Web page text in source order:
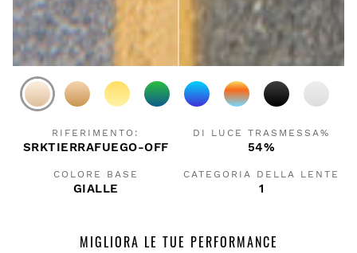
RIFERIMENTO:
SRKTIERRAFUEGO-OFF
DI LUCE TRASMESSA%
54%
COLORE BASE
GIALLE
CATEGORIA DELLA LENTE
1
MIGLIORA LE TUE PERFORMANCE